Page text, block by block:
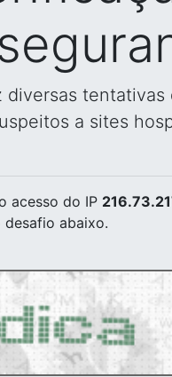
diversas tentativas
a sites
acesso do IP
desafio abaixo.